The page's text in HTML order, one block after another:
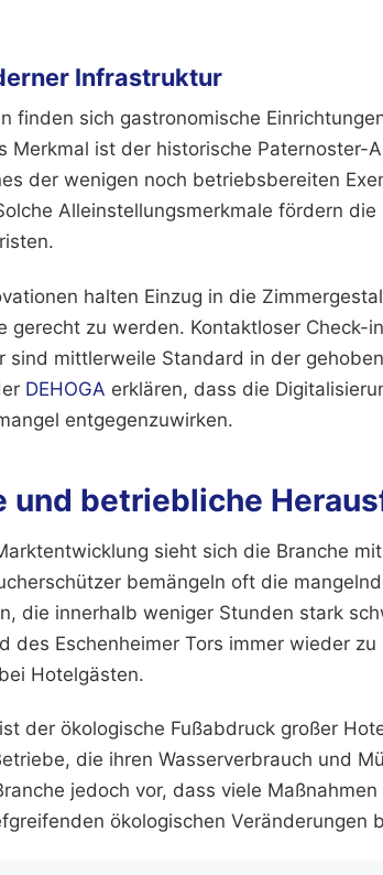
Infrastruktur
finden sich gastronomische
Merkmal ist der historische Paternoster-
der wenigen noch betriebsbereiten
Alleinstellungsmerkmale fördern
halten Einzug in die
gerecht zu werden. Kontaktloser Check-
sind mittlerweile Standard in der
DEHOGA erklären, dass die
entgegenzuwirken.
und betriebliche
sieht sich die Branche
bemängeln oft die
die innerhalb weniger Stunden stark
des Eschenheimer Tors immer wieder
Hotelgästen.
der ökologische Fußabdruck großer
die ihren Wasserverbrauch und
jedoch vor, dass viele
ökologischen Veränderungen